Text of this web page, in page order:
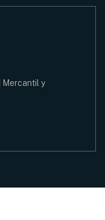
Mercantil y